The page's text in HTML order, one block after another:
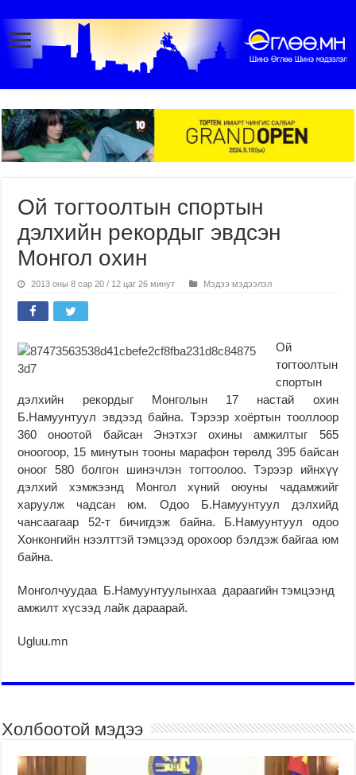
Ой тогтоолтын спортын
дэлхийн рекордыг эвдсэн
Монгол охин
2013 оны 8 сар 20 / 12 цаг 26 минут Мэдээ мэдээлэл
Ой
тогтоолтын
спортын
дэлхийн рекордыг Монголын 17 настай охин
Б.Намуунтуул эвдээд байна. Тэрээр хоёртын тооллоор
360 оноотой байсан Энэтхэг охины амжилтыг 565
оноогоор, 15 минутын тооны марафон төрөлд 395 байсан
оноог 580 болгон шинэчлэн тогтоолоо. Тэрээр ийнхүү
дэлхий хэмжээнд Монгол хүний оюуны чадамжийг
харуулж чадсан юм. Одоо Б.Намуунтуул дэлхийд
чансаагаар 52-т бичигдэж байна. Б.Намуунтуул одоо
Хонконгийн нээлттэй тэмцээд орохоор бэлдэж байгаа юм
байна.
Монголчуудаа Б.Намуунтуулынхаа дараагийн тэмцээнд
амжилт хүсээд лайк дараарай.
Ugluu.mn
Холбоотой мэдээ